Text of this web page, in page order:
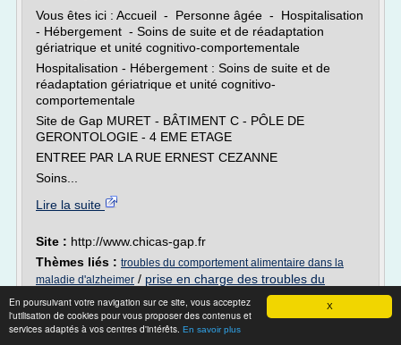
X
En poursuivant votre navigation sur ce site, vous acceptez
l'utilisation de cookies pour vous proposer des contenus et
services adaptés à vos centres d'intérêts. En savoir plus
Vous êtes ici : Accueil - Personne âgée - Hospitalisation
- Hébergement - Soins de suite et de réadaptation
gériatrique et unité cognitivo-comportementale
Hospitalisation - Hébergement : Soins de suite et de
réadaptation gériatrique et unité cognitivo-
comportementale
Site de Gap MURET - BÂTIMENT C - PÔLE DE
GERONTOLOGIE - 4 EME ETAGE
ENTREE PAR LA RUE ERNEST CEZANNE
Soins...
Lire la suite
Site : http://www.chicas-gap.fr
Thèmes liés : troubles du comportement alimentaire dans la
maladie d'alzheimer / prise en charge des troubles du
comportement dans la maladie d'alzheimer/troubles du
comportement et maladie d alzheimer/
trouble du
comportement maladie d'alzheimer/